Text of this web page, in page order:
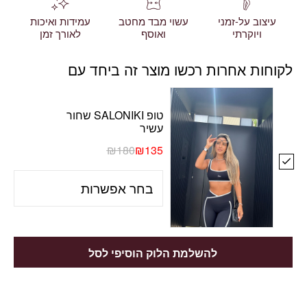
עיצוב על-זמני
ויוקרתי
עשוי מבד מחטב
ואוסף
עמידות ואיכות
לאורך זמן
לקוחות אחרות רכשו מוצר זה ביחד עם
טופ SALONIKI שחור
עשיר
₪180₪135
להשלמת הלוק הוסיפי לסל